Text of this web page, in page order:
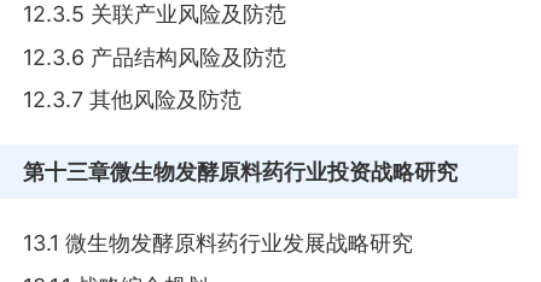
12.3.5 关联产业风险及防范
12.3.6 产品结构风险及防范
12.3.7 其他风险及防范
第十三章微生物发酵原料药行业投资战略研究
13.1 微生物发酵原料药行业发展战略研究